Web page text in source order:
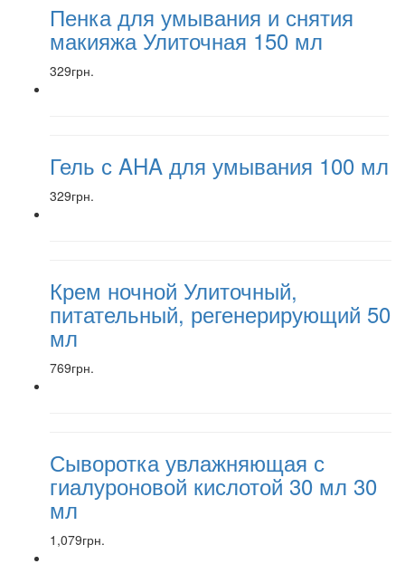
Пенка для умывания и снятия
макияжа Улиточная 150 мл
329грн.
Гель с AHA для умывания 100 мл
329грн.
Крем ночной Улиточный,
питательный, регенерирующий 50
мл
769грн.
Сыворотка увлажняющая с
гиалуроновой кислотой 30 мл 30
мл
1,079грн.